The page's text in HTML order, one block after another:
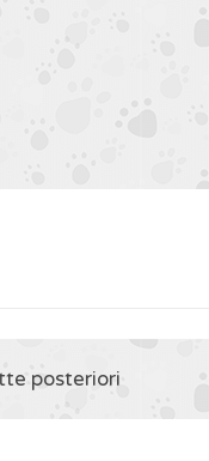
posteriori